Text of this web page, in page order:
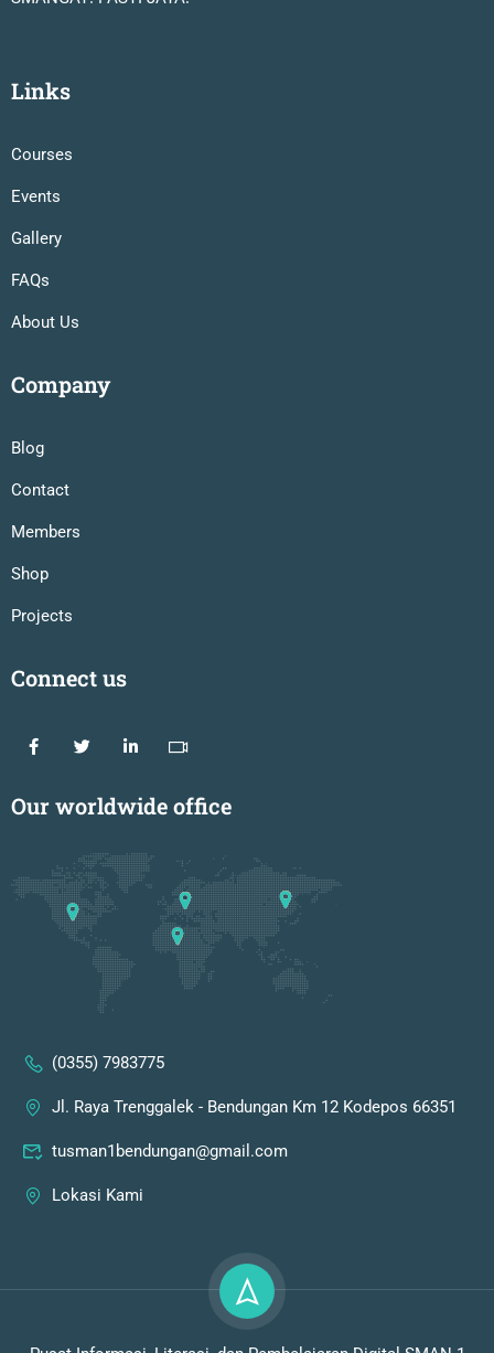
Links
Courses
Events
Gallery
FAQs
About Us
Company
Blog
Contact
Members
Shop
Projects
Connect us
Our worldwide office
(0355) 7983775
Jl. Raya Trenggalek - Bendungan Km 12 Kodepos 66351
tusman1bendungan@gmail.com
Lokasi Kami